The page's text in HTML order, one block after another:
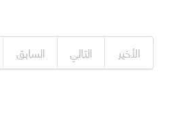
السابق التالي الأخير